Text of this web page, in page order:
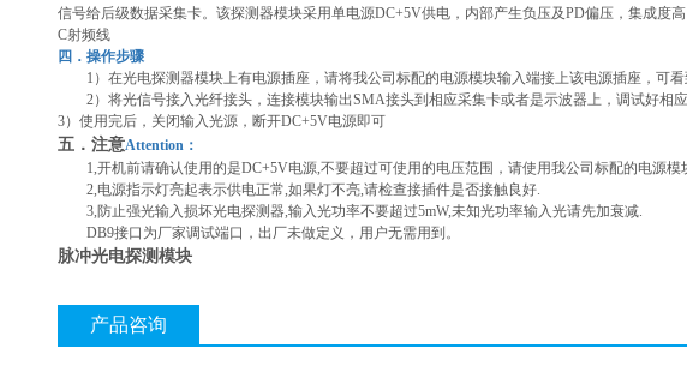
信号给后级数据采集卡。该探测器模块采用单电源DC+5V供电，内部产生负压及PD偏压，集成度
C射频线
四．操作步骤
1）在光电探测器模块上有电源插座，请将我公司标配的电源模块输入端接上该电源插座，可
2）将光信号接入光纤接头，连接模块输出SMA接头到相应采集卡或者是示波器上，调试好相
3）使用完后，关闭输入光源，断开DC+5V电源即可
五．注意Attention：
1,开机前请确认使用的是DC+5V电源,不要超过可使用的电压范围，请使用我公司标配的电源模
2,电源指示灯亮起表示供电正常,如果灯不亮,请检查接插件是否接触良好.
3,防止强光输入损坏光电探测器,输入光功率不要超过5mW,未知光功率输入光请先加衰减.
DB9接口为厂家调试端口，出厂未做定义，用户无需用到。
脉冲光电探测模块
产品咨询